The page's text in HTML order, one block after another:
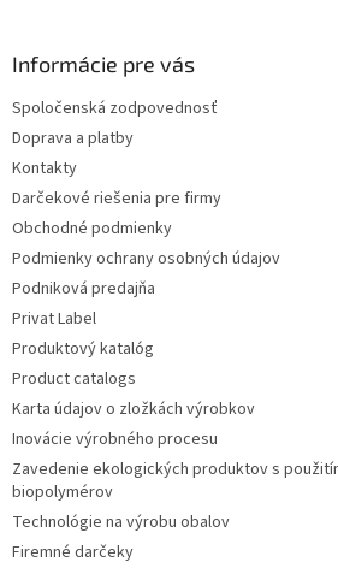
Informácie pre vás
Spoločenská zodpovednosť
Doprava a platby
Kontakty
Darčekové riešenia pre firmy
Obchodné podmienky
Podmienky ochrany osobných údajov
Podniková predajňa
Privat Label
Produktový katalóg
Product catalogs
Karta údajov o zložkách výrobkov
Inovácie výrobného procesu
Zavedenie ekologických produktov s
biopolymérov
Technológie na výrobu obalov
Firemné darčeky